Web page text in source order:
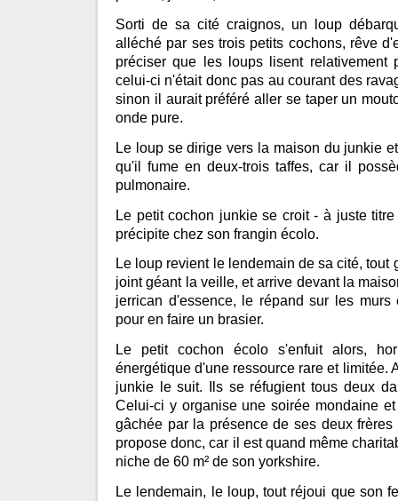
Sorti de sa cité craignos, un loup
alléché par ses trois petits cochons, rêve
préciser que les loups lisent relativement
celui-ci n'était donc pas au courant des
sinon il aurait préféré aller se taper un
onde pure.
Le loup se dirige vers la maison du junkie
qu'il fume en deux-trois taffes, car il
pulmonaire.
Le petit cochon junkie se croit - à juste
précipite chez son frangin écolo.
Le loup revient le lendemain de sa cité, tout
joint géant la veille, et arrive devant la
jerrican d'essence, le répand sur les murs
pour en faire un brasier.
Le petit cochon écolo s'enfuit alors,
énergétique d'une ressource rare et limitée.
junkie le suit. Ils se réfugient tous deux
Celui-ci y organise une soirée mondaine
gâchée par la présence de ses deux
propose donc, car il est quand même
niche de 60 m² de son yorkshire.
Le lendemain, le loup, tout réjoui que son